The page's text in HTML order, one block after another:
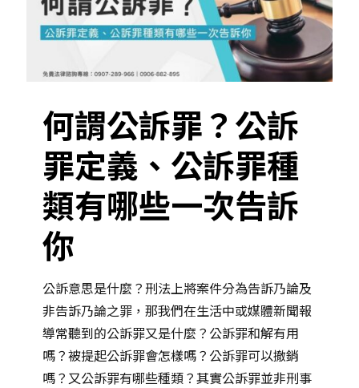
何謂公訴罪？公訴
罪定義、公訴罪種
類有哪些一次告訴
你
公訴意思是什麼？刑法上將案件分為告訴乃論及
非告訴乃論之罪，那我們在生活中或媒體新聞報
導常聽到的公訴罪又是什麼？公訴罪和解有用
嗎？被提起公訴罪會怎樣嗎？公訴罪可以撤銷
嗎？又公訴罪有哪些種類？其實公訴罪並非刑事